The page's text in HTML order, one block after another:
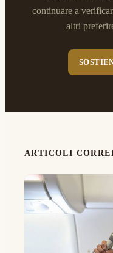
continuare a
altri
ARTICOLI